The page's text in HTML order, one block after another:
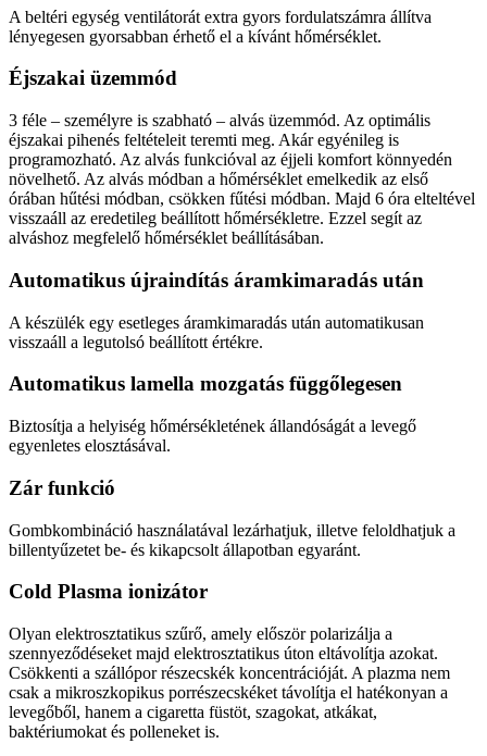
A beltéri egység ventilátorát extra gyors fordulatszámra állítva
lényegesen gyorsabban érhető el a kívánt hőmérséklet.
Éjszakai üzemmód
3 féle – személyre is szabható – alvás üzemmód. Az optimális
éjszakai pihenés feltételeit teremti meg. Akár egyénileg is
programozható. Az alvás funkcióval az éjjeli komfort könnyedén
növelhető. Az alvás módban a hőmérséklet emelkedik az első
órában hűtési módban, csökken fűtési módban. Majd 6 óra elteltével
visszaáll az eredetileg beállított hőmérsékletre. Ezzel segít az
alváshoz megfelelő hőmérséklet beállításában.
Automatikus újraindítás áramkimaradás után
A készülék egy esetleges áramkimaradás után automatikusan
visszaáll a legutolsó beállított értékre.
Automatikus lamella mozgatás függőlegesen
Biztosítja a helyiség hőmérsékletének állandóságát a levegő
egyenletes elosztásával.
Zár funkció
Gombkombináció használatával lezárhatjuk, illetve feloldhatjuk a
billentyűzetet be- és kikapcsolt állapotban egyaránt.
Cold Plasma ionizátor
Olyan elektrosztatikus szűrő, amely először polarizálja a
szennyeződéseket majd elektrosztatikus úton eltávolítja azokat.
Csökkenti a szállópor részecskék koncentrációját. A plazma nem
csak a mikroszkopikus porrészecskéket távolítja el hatékonyan a
levegőből, hanem a cigaretta füstöt, szagokat, atkákat,
baktériumokat és polleneket is.